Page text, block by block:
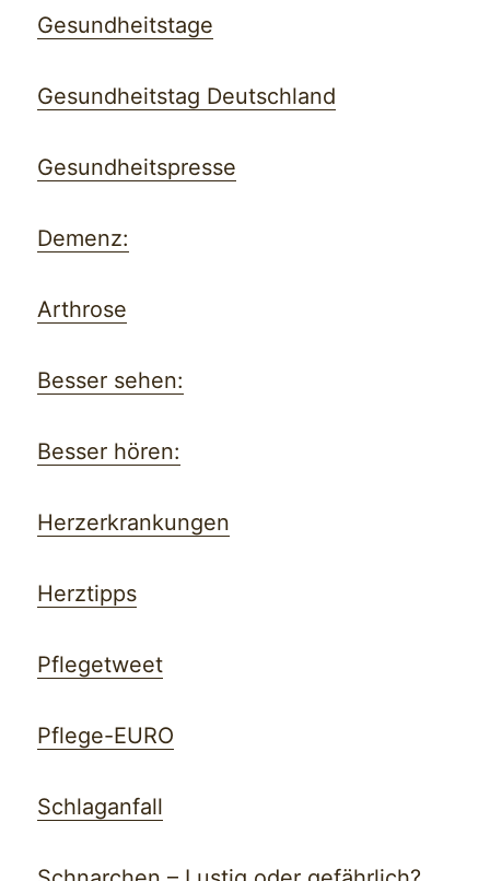
Gesundheitstage
Gesundheitstag Deutschland
Gesundheitspresse
Demenz:
Arthrose
Besser sehen:
Besser hören:
Herzerkrankungen
Herztipps
Pflegetweet
Pflege-EURO
Schlaganfall